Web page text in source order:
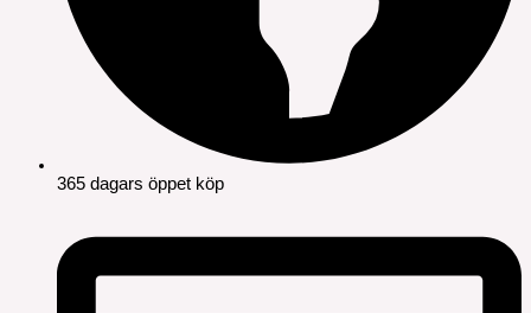
365 dagars öppet köp